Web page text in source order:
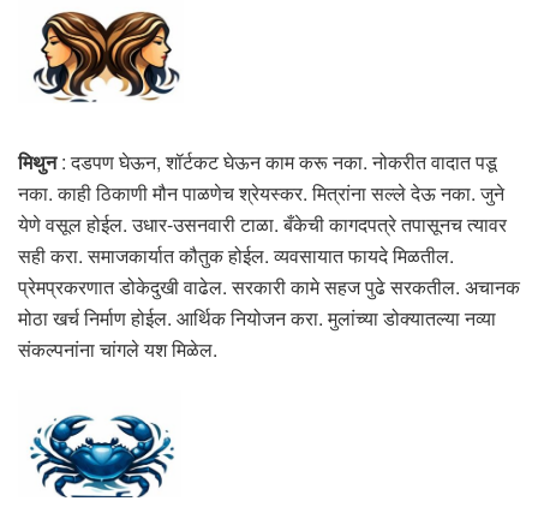
मिथुन: दडपण घेऊन, शॉर्टकट घेऊन काम करू नका. नोकरीत वादात पडू
नका. काही ठिकाणी मौन पाळणेच श्रेयस्कर. मित्रांना सल्ले देऊ नका. जुने
येणे वसूल होईल. उधार-उसनवारी टाळा. बँकेची कागदपत्रे तपासूनच त्यावर
सही करा. समाजकार्यात कौतुक होईल. व्यवसायात फायदे मिळतील.
प्रेमप्रकरणात डोकेदुखी वाढेल. सरकारी कामे सहज पुढे सरकतील. अचानक
मोठा खर्च निर्माण होईल. आर्थिक नियोजन करा. मुलांच्या डोक्यातल्या नव्या
संकल्पनांना चांगले यश मिळेल.